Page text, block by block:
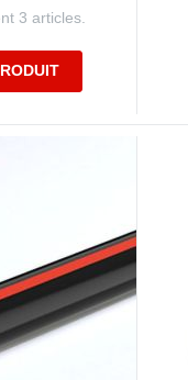
3 articles.